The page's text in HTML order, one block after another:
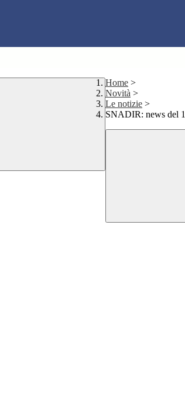
Home >
Novità >
Le notizie >
SNADIR: news del